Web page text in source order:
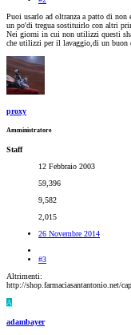
Puoi usarlo ad oltranza a patto di non
un po'di tregua sostituirlo con altri
Nei giorni in cui non utilizzi questi
che utilizzi per il lavaggio,di un buon
proxy
Amministratore
Staff
12 Febbraio 2003
59,396
9,582
2,015
26 Novembre 2014
#3
Altrimenti:
http://shop.farmaciasantantonio.net/
A
adambayer